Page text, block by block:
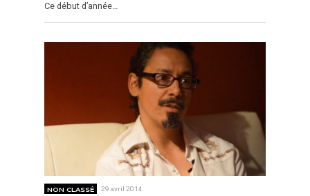
Ce début d’année…
NON CLASSÉ 29 avril 2014